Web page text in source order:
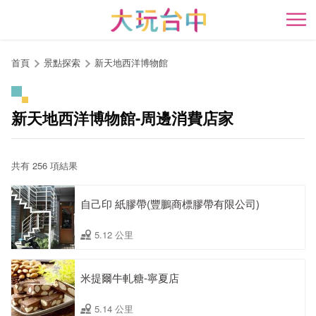
開
首頁 景點探索 新天地西洋博物館
新天地西洋博物館-周邊消費店家
共有 256 項結果
自己印 紙膠帶(豐鵬商標膠帶有限公司)
5.12 公里
米提爾牛軋糖-寧夏店
5.14 公里